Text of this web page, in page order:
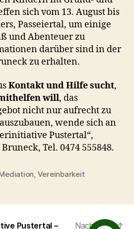
sich vom 13. August bis
Passeiertal, um einige
und Abenteuer zu
darüber sind in der
zu erhalten.
Kontakt und Hilfe sucht,
will, das
nicht nur aufrecht zu
wende sich an
Pustertal“,
Tel. 0474 555848.
, Vereinbarkeit
Pustertal – Nach oben↑